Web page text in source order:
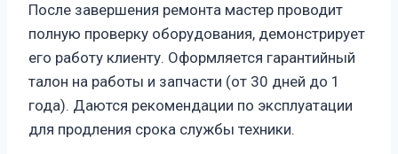
После завершения ремонта мастер проводит
полную проверку оборудования, демонстрирует
его работу клиенту. Оформляется гарантийный
талон на работы и запчасти (от 30 дней до 1
года). Даются рекомендации по эксплуатации
для продления срока службы техники.